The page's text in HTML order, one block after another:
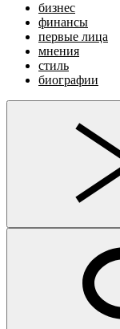
бизнес
финансы
первые лица
мнения
стиль
биографии